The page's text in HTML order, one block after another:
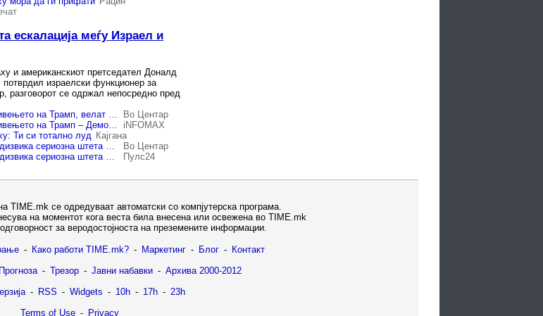
ескалација меѓу Израел и
и американскиот претседател Доналд
израелски функционер за
разговорот се одржал непосредно пред
Израел возвраќа на Иран и покрај противењето на Трамп, велат демократите: „Ова е понижување за американската моќ“
Во Центар
Израел возвраќа на Иран и покрај противењето на Трамп – Демократите велат: „Ова е понижување за американската моќ“
iNFOMAX
Ти си тотално луд Кајгана
Трамповото „Ти си целосно луд“ му предизвика сериозна штета на Нетанјаху: „Работите сега се многу јавни“
Во Центар
Трамповото „Ти си целосно луд“ му предизвика сериозна штета на Нетанјаху: „Работите сега се многу јавни“
Пулс24
TIME.mk се одредуваат автоматски со компјутерска програма.
на моментот кога веста била внесена или освежена во TIME.mk
за веродостојноста на преземените информации.
- Како работи TIME.mk? - Маркетинг - Блог - Контакт
Прогноза - Трезор - Јавни набавки - Архива 2000-2012
- RSS - Widgets - 10h - 17h - 23h
Terms of Use - Privacy